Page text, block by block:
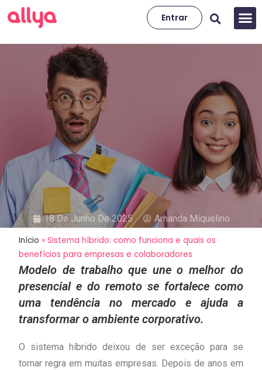
Entrar
18 De Junho De 2025 Amanda Miquelino
Sistema híbrido: como funciona
e quais os benefícios para
empresas e colaboradores
Início »Sistema híbrido: como funciona e quais os
benefícios para empresas e colaboradores
Modelo de trabalho que une o melhor do
presencial e do remoto se fortalece como
uma tendência no mercado e ajuda a
transformar o ambiente corporativo.
O sistema híbrido deixou de ser exceção para se
tornar regra em muitas empresas. Depois de anos em